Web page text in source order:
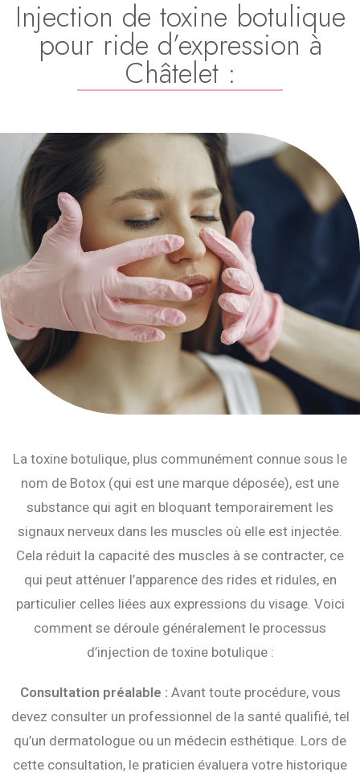
Injection de toxine botulique
pour ride d’expression à
Châtelet :
La toxine botulique, plus communément connue sous le
nom de Botox (qui est une marque déposée), est une
substance qui agit en bloquant temporairement les
signaux nerveux dans les muscles où elle est injectée.
Cela réduit la capacité des muscles à se contracter, ce
qui peut atténuer l’apparence des rides et ridules, en
particulier celles liées aux expressions du visage. Voici
comment se déroule généralement le processus
d’injection de toxine botulique :
Consultation préalable : Avant toute procédure, vous
devez consulter un professionnel de la santé qualifié, tel
qu’un dermatologue ou un médecin esthétique. Lors de
cette consultation, le praticien évaluera votre historique